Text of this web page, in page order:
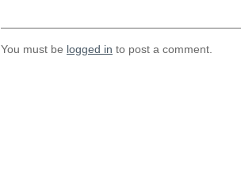
You must be logged in to post a comment.